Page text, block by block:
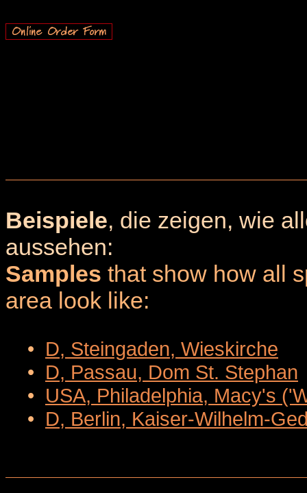
Beispiele, die zeigen, wie
aussehen:
Samples that show how all
area look like:
• D, Steingaden, Wieskirche
• D, Passau, Dom St. Stephan
• USA, Philadelphia, Macy's
• D, Berlin, Kaiser-Wilhelm-